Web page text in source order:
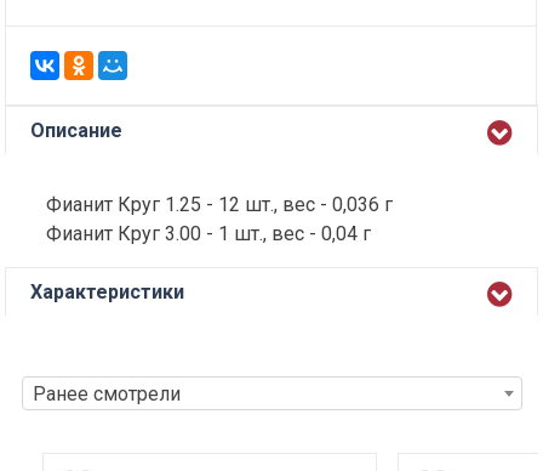
Описание
Фианит Круг 1.25 - 12 шт., вес - 0,036 г
Фианит Круг 3.00 - 1 шт., вес - 0,04 г
Характеристики
Ранее смотрели